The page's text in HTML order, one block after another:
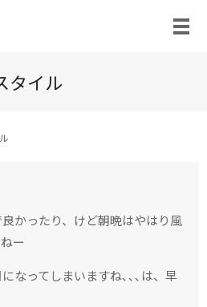
タイル
かったり、けど朝晩はやはり風
ー
なってしまいますね､､､は、早